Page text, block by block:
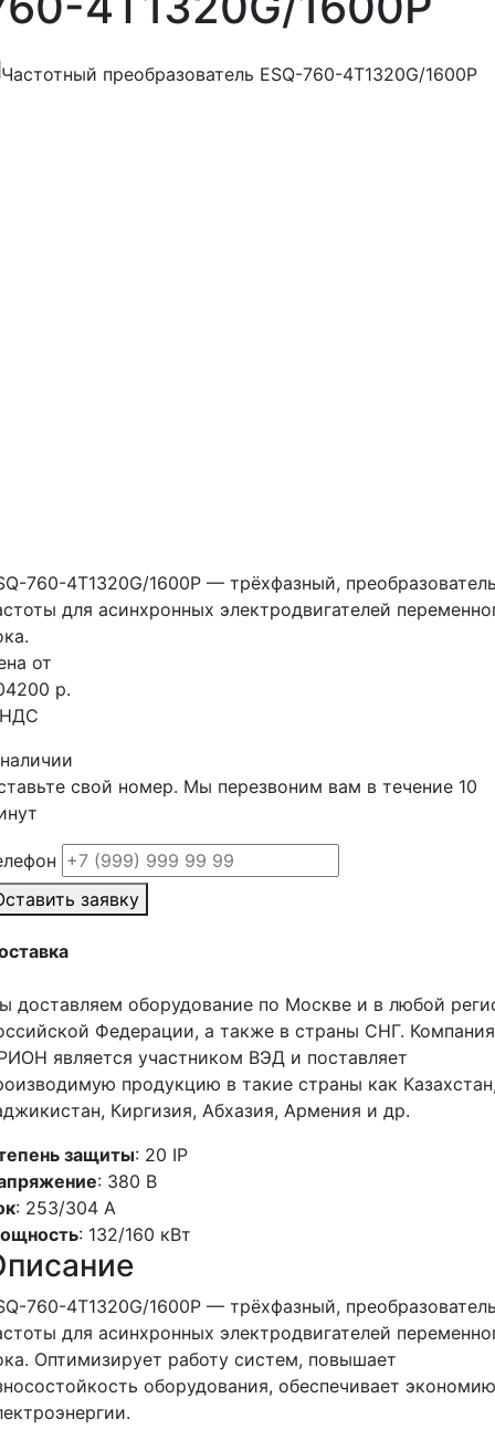
760-4T1320G/1600P — трёхфазный,
для асинхронных электродвигателей
от
р.
свой номер. Мы перезвоним вам в течение 10
заявку
доставляем оборудование по Москве и в любой
Федерации, а также в страны СНГ. Компания
является участником ВЭД и поставляет
продукцию в такие страны как
Киргизия, Абхазия, Армения и др.
защиты: 20 IP
: 380 В
: 253/304 А
: 132/160 кВт
760-4T1320G/1600P — трёхфазный,
для асинхронных электродвигателей
Оптимизирует работу систем, повышает
оборудования, обеспечивает экономию